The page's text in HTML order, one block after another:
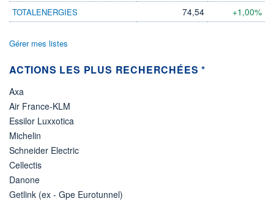
TOTALENERGIES 74,54 +1,00%
Gérer mes listes
ACTIONS LES PLUS RECHERCHÉES *
Axa
Air France-KLM
Essilor Luxxotica
Michelin
Schneider Electric
Cellectis
Danone
Getlink (ex - Gpe Eurotunnel)